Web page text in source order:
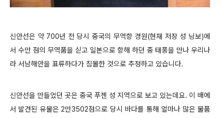
신안선은 약 700년 전 당시 중국의 무역향 경원(현재 저장 성 닝보)에
서 수만 점의 무역품을 싣고 일본으로 항해 하던 중 태풍을 만나 우리나
라 서남해안을 표류하다가 침몰한 것으로 추정하고 있습니다.
신안선을 만들었던 곳은 중국 푸젠 성 지역으로 보고 있는데요. 이 배에
서 발견된 유물은 2만3502점으로 당시 바다를 통해 얼마나 많은 물품